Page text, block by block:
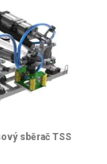
sběrač TSS